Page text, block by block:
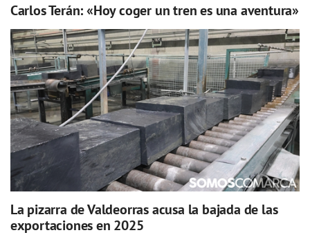
Carlos Terán: «Hoy coger un tren es una aventura»
La pizarra de Valdeorras acusa la bajada de las
exportaciones en 2025